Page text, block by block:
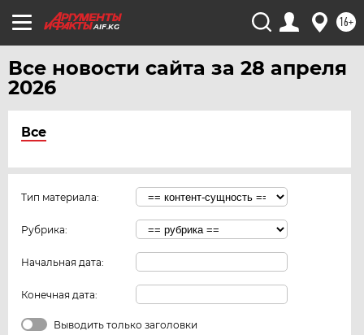
AIF.KG 16+
Все новости сайта за 28 апреля
2026
Все
Тип материала:
Рубрика:
Начальная дата:
Конечная дата:
Выводить только заголовки